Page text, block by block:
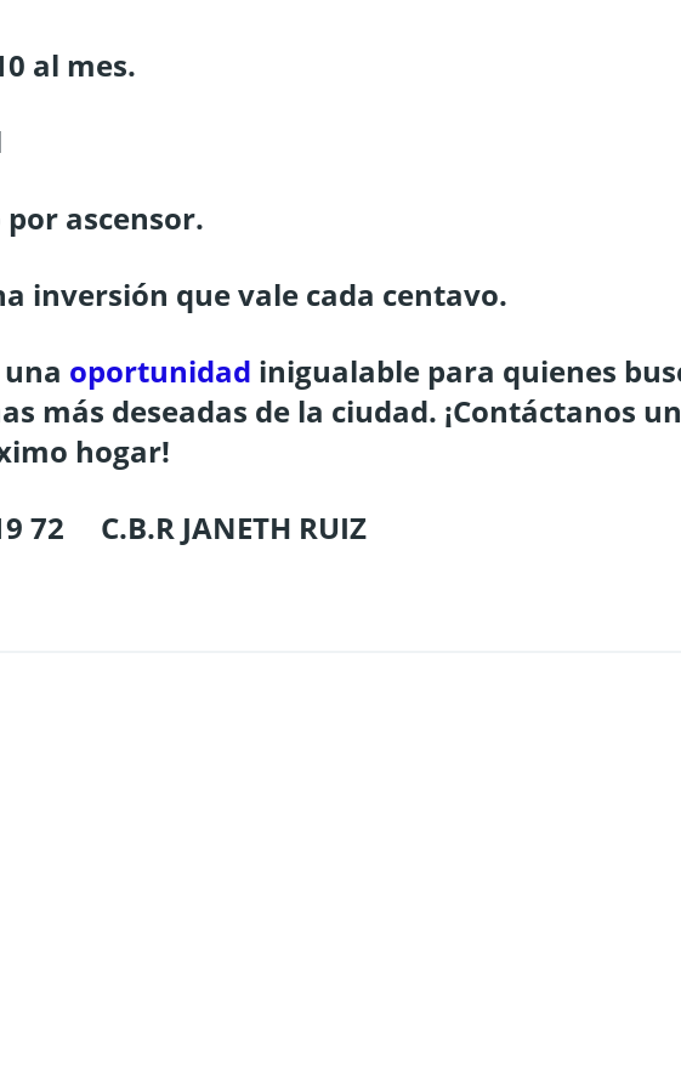
al mes.
por ascensor.
inversión que vale cada centavo.
oportunidad inigualable para quienes
más deseadas de la ciudad. ¡Contáctanos
hogar!
72 C.B.R JANETH RUIZ